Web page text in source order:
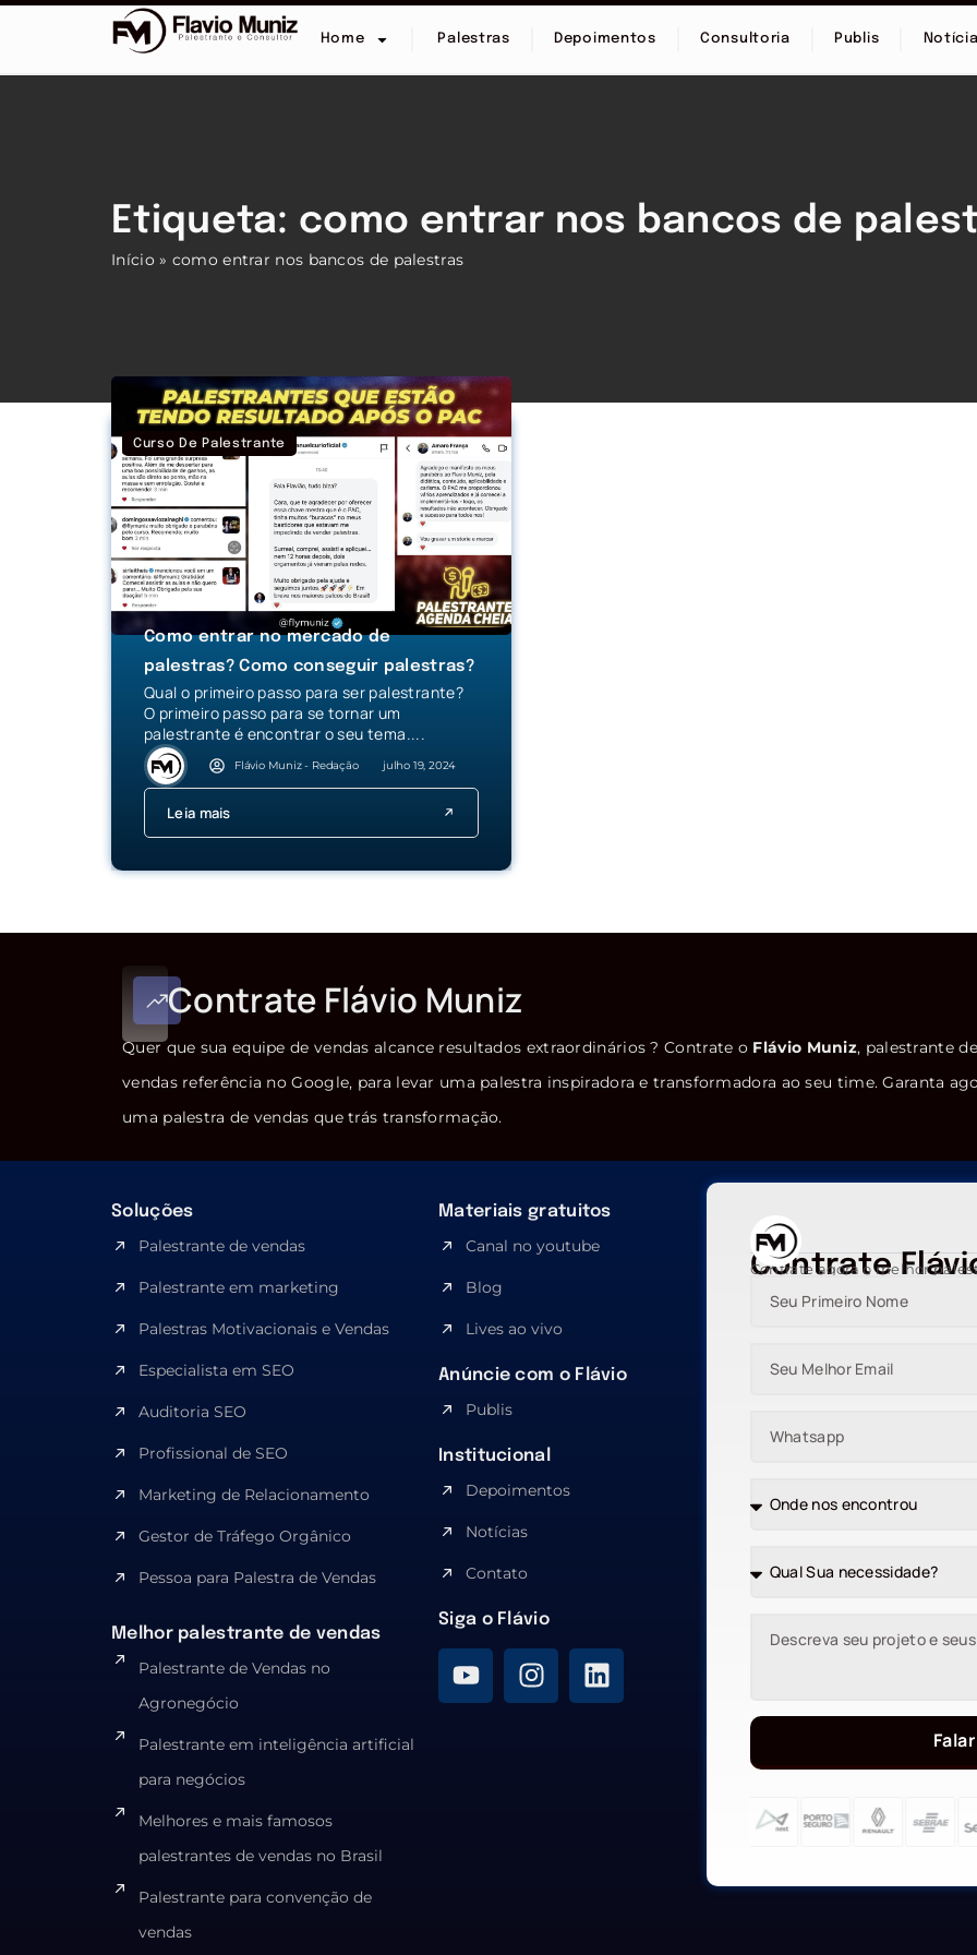
Home Palestras Depoimentos Consultoria Publis
Etiqueta: como entrar nos bancos de
Início » como entrar nos bancos de palestras
Curso De Palestrante
Como entrar no mercado de
palestras? Como conseguir palestras?
Qual o primeiro passo para ser palestrante?
O primeiro passo para se tornar um
palestrante é encontrar o seu tema....
Flávio Muniz - Redação julho 19, 2024
Leia mais
Contrate Flávio Muniz
Quer que sua equipe de vendas alcance resultados extraordinários ? Contrate o Flávio Muniz, palestrante de
vendas referência no Google, para levar uma palestra inspiradora e transformadora ao seu time. Garanta
uma palestra de vendas que trás transformação.
Soluções
Palestrante de vendas
Palestrante em marketing
Palestras Motivacionais e Vendas
Especialista em SEO​
Auditoria SEO
Profissional de SEO
Marketing de Relacionamento
Gestor de Tráfego Orgânico
Pessoa para Palestra de Vendas
Melhor palestrante de vendas
Palestrante de Vendas no
Agronegócio
Palestrante em inteligência artificial
para negócios
Melhores e mais famosos
palestrantes de vendas no Brasil
Palestrante para convenção de
vendas
Materiais gratuitos
Canal no youtube
Blog
Lives ao vivo
Anúncie com o Flávio
Publis
Institucional
Depoimentos
Notícias
Contato
Siga o Flávio
Contrate
Contrate agora o melhor